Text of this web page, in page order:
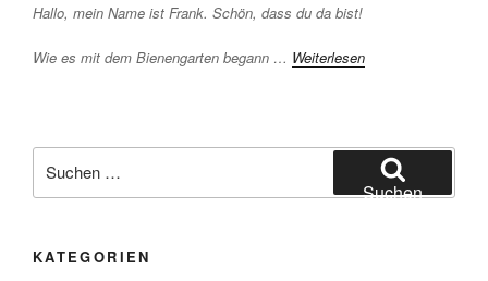
Hallo, mein Name ist Frank. Schön, dass du da bist!
Wie es mit dem Bienengarten begann … Weiterlesen
nach:
Suchen
KATEGORIEN